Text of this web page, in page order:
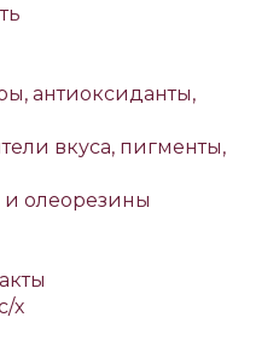
антиоксиданты,
вкуса, пигменты,
олеорезины
х